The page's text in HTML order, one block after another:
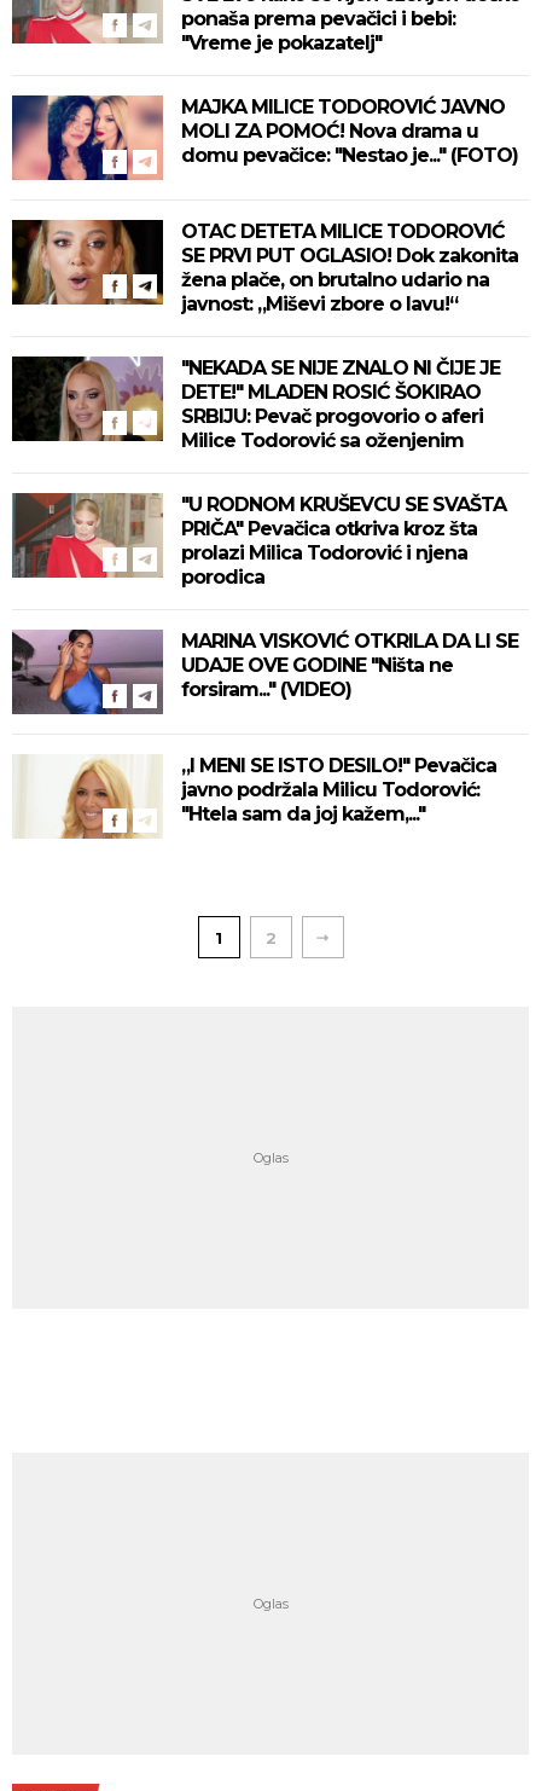
ponaša prema pevačici i bebi:
"Vreme je pokazatelj"
MAJKA MILICE TODOROVIĆ JAVNO
MOLI ZA POMOĆ! Nova drama u
domu pevačice: "Nestao je..." (FOTO)
OTAC DETETA MILICE TODOROVIĆ
SE PRVI PUT OGLASIO! Dok zakonita
žena plače, on brutalno udario na
javnost: „Miševi zbore o lavu!“
"NEKADA SE NIJE ZNALO NI ČIJE JE
DETE!" MLADEN ROSIĆ ŠOKIRAO
SRBIJU: Pevač progovorio o aferi
Milice Todorović sa oženjenim
"U RODNOM KRUŠEVCU SE SVAŠTA
PRIČA" Pevačica otkriva kroz šta
prolazi Milica Todorović i njena
porodica
MARINA VISKOVIĆ OTKRILA DA LI SE
UDAJE OVE GODINE "Ništa ne
forsiram..." (VIDEO)
„I MENI SE ISTO DESILO!" Pevačica
javno podržala Milicu Todorović:
"Htela sam da joj kažem,..."
1 2